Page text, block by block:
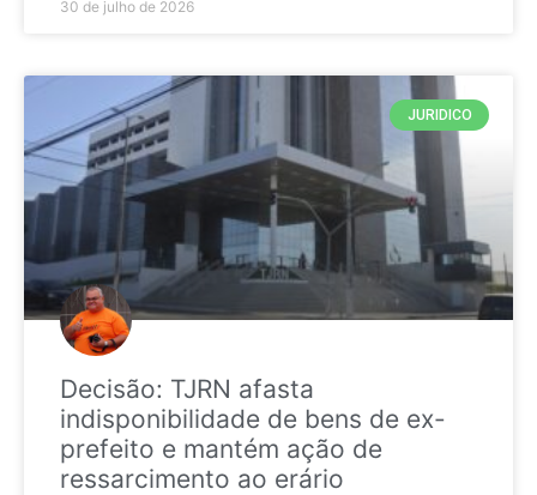
30 de julho de 2026
JURIDICO
Decisão: TJRN afasta
indisponibilidade de bens de ex-
prefeito e mantém ação de
ressarcimento ao erário